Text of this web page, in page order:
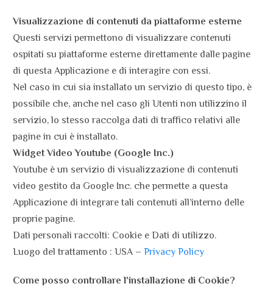
Visualizzazione di contenuti da piattaforme esterne
Questi servizi permettono di visualizzare contenuti
ospitati su piattaforme esterne direttamente dalle pagine
di questa Applicazione e di interagire con essi.
Nel caso in cui sia installato un servizio di questo tipo, è
possibile che, anche nel caso gli Utenti non utilizzino il
servizio, lo stesso raccolga dati di traffico relativi alle
pagine in cui è installato.
Widget Video Youtube (Google Inc.)
Youtube è un servizio di visualizzazione di contenuti
video gestito da Google Inc. che permette a questa
Applicazione di integrare tali contenuti all’interno delle
proprie pagine.
Dati personali raccolti: Cookie e Dati di utilizzo.
Luogo del trattamento : USA – Privacy Policy
Come posso controllare l'installazione di Cookie?